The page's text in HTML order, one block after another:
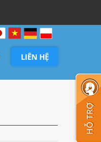
LIÊN HỆ